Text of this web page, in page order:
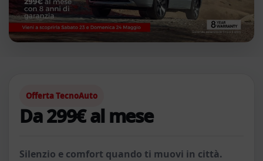
Offerta TecnoAuto
Da 299€ al mese
Silenzio e comfort quando ti muovi in città.